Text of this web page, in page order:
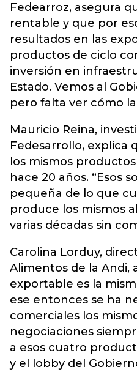
Fedearroz, asegura
rentable y que por
resultados en las
productos de ciclo
inversión en
Estado. Vemos al
pero falta ver cómo
Mauricio Reina,
Fedesarrollo, explica
los mismos
hace 20 años. “Esos
pequeña de lo que
produce los mismos
varias décadas sin
Carolina Lorduy,
Alimentos de la Andi,
exportable es la
ese entonces se ha
comerciales los
negociaciones
a esos cuatro
y el lobby del